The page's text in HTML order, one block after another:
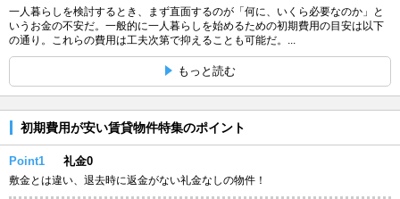
一人暮らしを検討するとき、まず直面するのが「何に、いくら必要なのか」と
いうお金の不安だ。一般的に一人暮らしを始めるための初期費用の目安は以下
の通り。これらの費用は工夫次第で抑えることも可能だ。...
もっと読む
初期費用が安い賃貸物件特集のポイント
Point1 礼金0
敷金とは違い、退去時に返金がない礼金なしの物件！